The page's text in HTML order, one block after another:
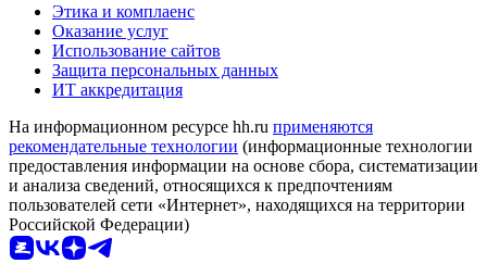
Этика и комплаенс
Оказание услуг
Использование сайтов
Защита персональных данных
ИТ аккредитация
На информационном ресурсе hh.ru применяются
рекомендательные технологии (информационные технологии
предоставления информации на основе сбора, систематизации
и анализа сведений, относящихся к предпочтениям
пользователей сети «Интернет», находящихся на территории
Российской Федерации)